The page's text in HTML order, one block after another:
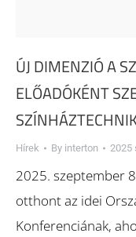
ÚJ DIMENZIÓ A
ELŐADÓKÉNT
Hírek By interton 2025
2025. szeptember
otthont az idei
Konferenciának,